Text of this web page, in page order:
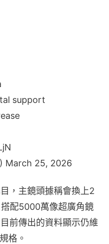
support
March 25, 2026
，主鏡頭據稱會換上2
配5000萬像超廣角鏡
前傳出的資料顯示仍維
格。